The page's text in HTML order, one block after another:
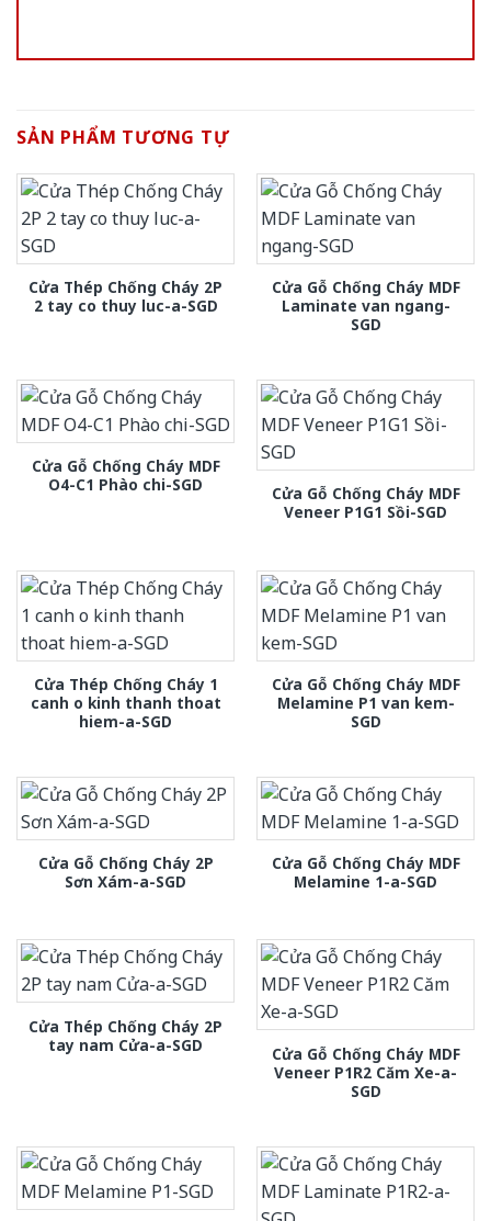
SẢN PHẨM TƯƠNG TỰ
Cửa Thép Chống Cháy 2P
2 tay co thuy luc-a-SGD
Cửa Gỗ Chống Cháy MDF
Laminate van ngang-
SGD
Cửa Gỗ Chống Cháy MDF
O4-C1 Phào chi-SGD
Cửa Gỗ Chống Cháy MDF
Veneer P1G1 Sồi-SGD
Cửa Thép Chống Cháy 1
canh o kinh thanh thoat
hiem-a-SGD
Cửa Gỗ Chống Cháy MDF
Melamine P1 van kem-
SGD
Cửa Gỗ Chống Cháy 2P
Sơn Xám-a-SGD
Cửa Gỗ Chống Cháy MDF
Melamine 1-a-SGD
Cửa Thép Chống Cháy 2P
tay nam Cửa-a-SGD
Cửa Gỗ Chống Cháy MDF
Veneer P1R2 Căm Xe-a-
SGD